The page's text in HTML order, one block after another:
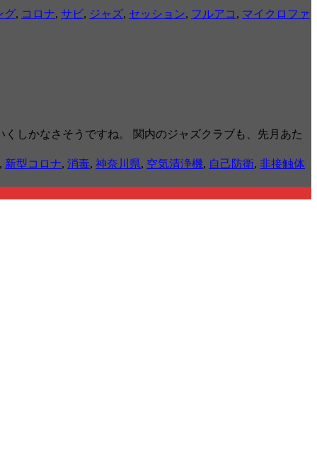
グ, コロナ, サビ, ジャズ, セッション, フルアコ , マイクロファ
しかなさそうですね。 関内のジャズクラブも、先月あた
, 新型コロナ, 消毒, 神奈川県, 空気清浄機, 自己防衛, 非接触体